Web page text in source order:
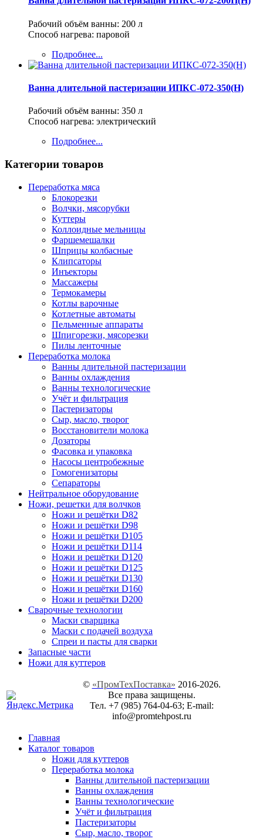
Рабочий объём ванны: 200 л
Способ нагрева: паровой
Подробнее...
Ванна длительной пастеризации ИПКС-072-350(Н)
Рабочий объём ванны: 350 л
Способ нагрева: электрический
Подробнее...
Категории товаров
Переработка мяса
Блокорезки
Волчки, мясорубки
Куттеры
Коллоидные мельницы
Фаршемешалки
Шприцы колбасные
Клипсаторы
Инъекторы
Массажеры
Термокамеры
Котлы варочные
Котлетные автоматы
Пельменные аппараты
Шпигорезки, мясорезки
Пилы ленточные
Переработка молока
Ванны длительной пастеризации
Ванны охлаждения
Ванны технологические
Учёт и фильтрация
Пастеризаторы
Сыр, масло, творог
Восстановители молока
Дозаторы
Фасовка и упаковка
Насосы центробежные
Гомогенизаторы
Сепараторы
Нейтральное оборудование
Ножи, решетки для волчков
Ножи и решётки D82
Ножи и решётки D98
Ножи и решётки D105
Ножи и решётки D114
Ножи и решётки D120
Ножи и решётки D125
Ножи и решётки D130
Ножи и решётки D160
Ножи и решётки D200
Сварочные технологии
Маски сварщика
Маски с подачей воздуха
Спреи и пасты для сварки
Запасные части
Ножи для куттеров
© «ПромТехПоставка» 2016-2026.
Все права защищены.
Тел. +7 (985) 764-04-63; E-mail:
info@promtehpost.ru
Главная
Каталог товаров
Ножи для куттеров
Переработка молока
Ванны длительной пастеризации
Ванны охлаждения
Ванны технологические
Учёт и фильтрация
Пастеризаторы
Сыр, масло, творог